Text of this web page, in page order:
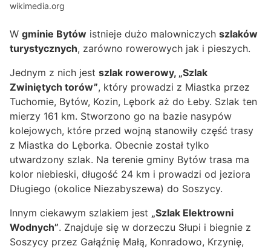
wikimedia.org
W gminie Bytów istnieje dużo malowniczych szlaków
turystycznych, zarówno rowerowych jak i pieszych.
Jednym z nich jest szlak rowerowy, „Szlak
Zwiniętych torów”, który prowadzi z Miastka przez
Tuchomie, Bytów, Kozin, Lębork aż do Łeby. Szlak ten
mierzy 161 km. Stworzono go na bazie nasypów
kolejowych, które przed wojną stanowiły część trasy
z Miastka do Lęborka. Obecnie został tylko
utwardzony szlak. Na terenie gminy Bytów trasa ma
kolor niebieski, długość 24 km i prowadzi od jeziora
Długiego (okolice Niezabyszewa) do Soszycy.
Innym ciekawym szlakiem jest „Szlak Elektrowni
Wodnych”. Znajduje się w dorzeczu Słupi i biegnie z
Soszycy przez Gałąźnię Małą, Konradowo, Krzynię,